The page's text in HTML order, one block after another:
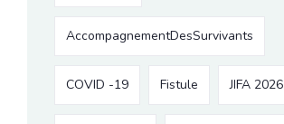
AccompagnementDesSurvivants
COVID -19 Fistule JIFA 2026